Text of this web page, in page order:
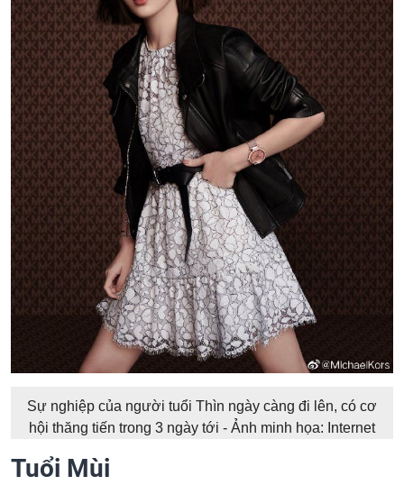
Sự nghiệp của người tuổi Thìn ngày càng đi lên, có cơ
hội thăng tiến trong 3 ngày tới - Ảnh minh họa: Internet
Tuổi Mùi